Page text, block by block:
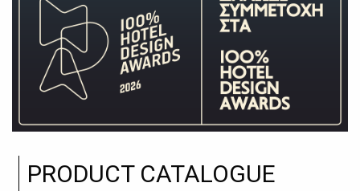
PRODUCT CATALOGUE